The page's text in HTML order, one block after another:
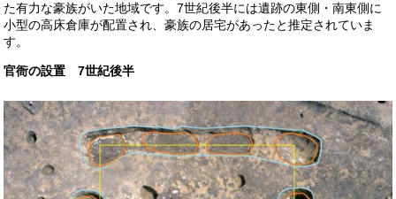
た有力な豪族がいた地域です。7世紀後半には遺跡の東側・南東側に
小型の高床倉庫が配置され、豪族の居宅があったと推定されていま
す。
官衙の設置 7世紀後半